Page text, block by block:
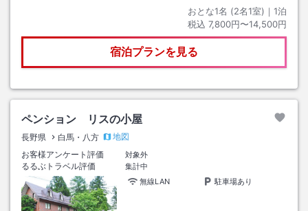
おとな1名 (2名1室)｜ 1泊
税込 7,800円〜14,500円
宿泊プランを見る
ペンション リスの小屋
長野県 白馬・八方
地図
お客様アンケート評価
対象外
るるぶトラベル評価
集計中
無線LAN
駐車場あり